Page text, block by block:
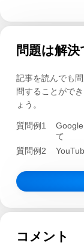
問題は解
記事を読んでも
問することがで
ょう。
質問例1
て
質問例2
コメント